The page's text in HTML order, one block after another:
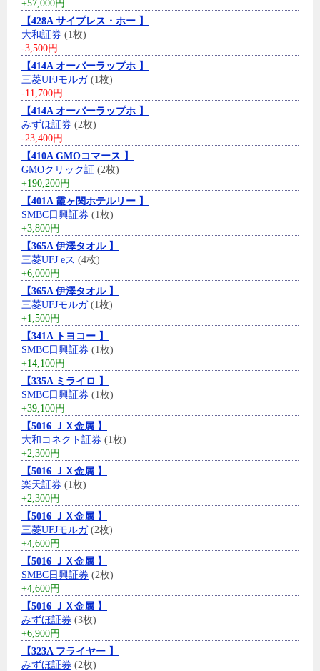
+57,000円
【428A サイプレス・ホー 】
大和証券 (1枚)
-3,500円
【414A オーバーラップホ 】
三菱UFJモルガ(1枚)
-11,700円
【414A オーバーラップホ 】
みずほ証券 (2枚)
-23,400円
【410A GMOコマース 】
GMOクリック証 (2枚)
+190,200円
【401A 霞ヶ関ホテルリー 】
SMBC日興証券 (1枚)
+3,800円
【365A 伊澤タオル 】
三菱UFJ eス (4枚)
+6,000円
【365A 伊澤タオル 】
三菱UFJモルガ(1枚)
+1,500円
【341A トヨコー 】
SMBC日興証券 (1枚)
+14,100円
【335A ミライロ 】
SMBC日興証券 (1枚)
+39,100円
【5016 ＪＸ金属 】
大和コネクト証券 (1枚)
+2,300円
【5016 ＪＸ金属 】
楽天証券 (1枚)
+2,300円
【5016 ＪＸ金属 】
三菱UFJモルガ(2枚)
+4,600円
【5016 ＪＸ金属 】
SMBC日興証券 (2枚)
+4,600円
【5016 ＪＸ金属 】
みずほ証券 (3枚)
+6,900円
【323A フライヤー 】
みずほ証券 (2枚)